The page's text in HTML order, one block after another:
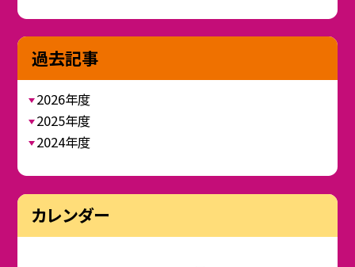
過去記事
2026年度
2025年度
2024年度
カレンダー